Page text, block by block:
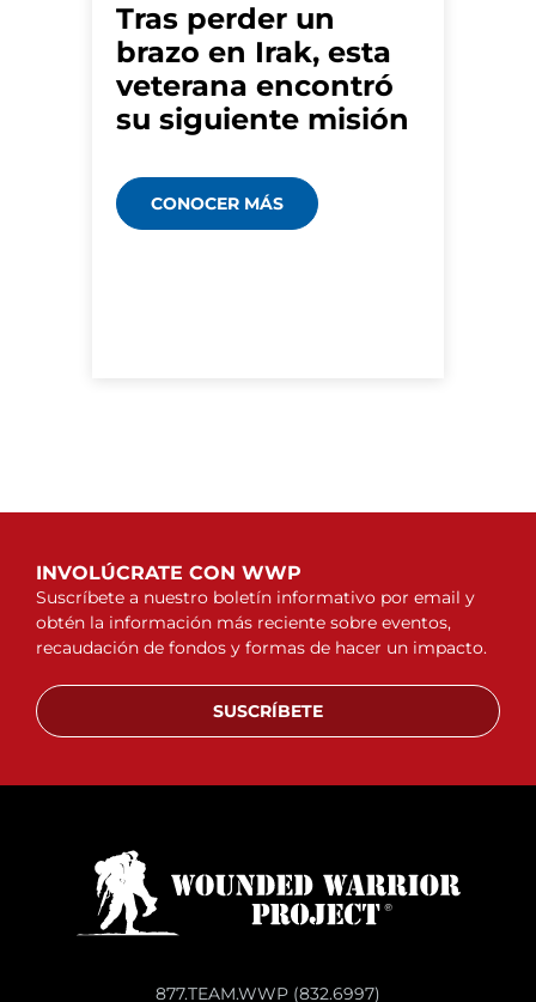
Tras perder un
brazo en Irak, esta
veterana encontró
su siguiente misión
CONOCER MÁS
INVOLÚCRATE CON WWP
Suscríbete a nuestro boletín informativo por email y
obtén la información más reciente sobre eventos,
recaudación de fondos y formas de hacer un impacto.
SUSCRÍBETE
877.TEAM.WWP (832.6997)